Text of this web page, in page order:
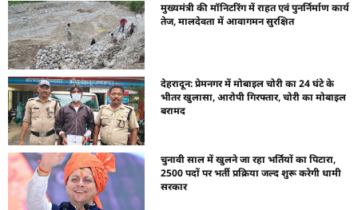
मुख्यमंत्री की मॉनिटरिंग में राहत एवं पुनर्निर्माण कार्य
तेज, मालदेवता में आवागमन सुरक्षित
देहरादून: प्रेमनगर में मोबाइल चोरी का 24 घंटे के
भीतर खुलासा, आरोपी गिरफ्तार, चोरी का मोबाइल
बरामद
चुनावी साल में खुलने जा रहा भर्तियों का पिटारा,
2500 पदों पर भर्ती प्रक्रिया जल्द शुरू करेगी धामी
सरकार